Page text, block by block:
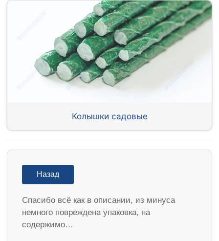
Колышки садовые
Назад
Спасибо всё как в описании, из минуса
немного повреждена упаковка, на
содержимо…